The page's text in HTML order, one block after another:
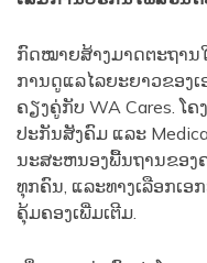
ກົດໝາຍສ້າງມາດຕະຖາ
ການດູແລໄລຍະຍາວຂອງ
ຄຽງຄູ່ກັບ WA Cares. ໂ
ປະກັນສັງຄົມ ແລະ
ນະສະຫນອງພື້ນຖານຂອງ
ທຸກຄົນ, ແລະທາງເລືອກເ
ຄຸ້ມຄອງເພີ່ມເຕີມ.